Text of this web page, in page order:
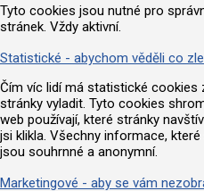
Tyto cookies jsou nutné pro
stránek. Vždy aktivní.
Statistické - abychom věděli co
Čím víc lidí má statistické cookies
stránky vyladit. Tyto cookies
web používají, které stránky
jsi klikla. Všechny informace,
jsou souhrnné a anonymní.
Marketingové - aby se vám